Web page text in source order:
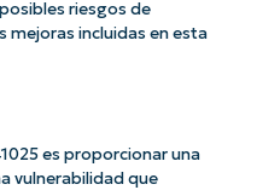
riesgos de
mejoras incluidas en esta
es proporcionar una
vulnerabilidad que